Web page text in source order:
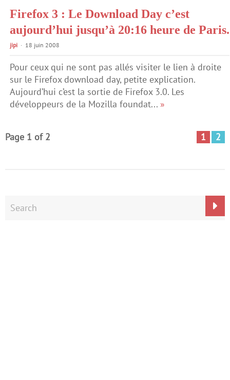
Firefox 3 : Le Download Day c’est
aujourd’hui jusqu’à 20:16 heure de Paris.
jipi 18 juin 2008
Pour ceux qui ne sont pas allés visiter le lien à droite
sur le Firefox download day, petite explication.
Aujourd’hui c’est la sortie de Firefox 3.0. Les
développeurs de la Mozilla foundat... »
Page 1 of 2 1 2